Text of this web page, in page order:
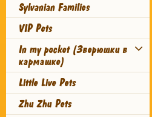
Sylvanian Families
VIP Pets
In my pocket (Зверюшки в
кармашке)
Little Live Pets
Zhu Zhu Pets